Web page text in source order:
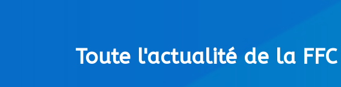
Toute l'actualité de la FFC